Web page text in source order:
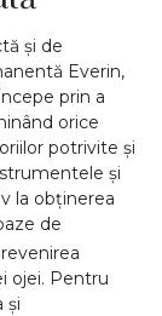
și de
Everin,
prin a
orice
potrivite și
și
la obținerea
de
ojei. Pentru
și